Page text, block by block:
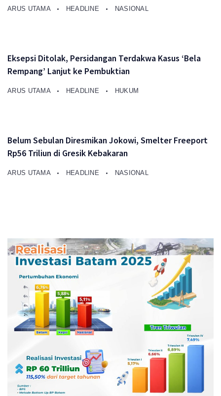
ARUS UTAMA HEADLINE NASIONAL
Eksepsi Ditolak, Persidangan Terdakwa Kasus ‘Bela
Rempang’ Lanjut ke Pembuktian
ARUS UTAMA HEADLINE HUKUM
Belum Sebulan Diresmikan Jokowi, Smelter Freeport
Rp56 Triliun di Gresik Kebakaran
ARUS UTAMA HEADLINE NASIONAL